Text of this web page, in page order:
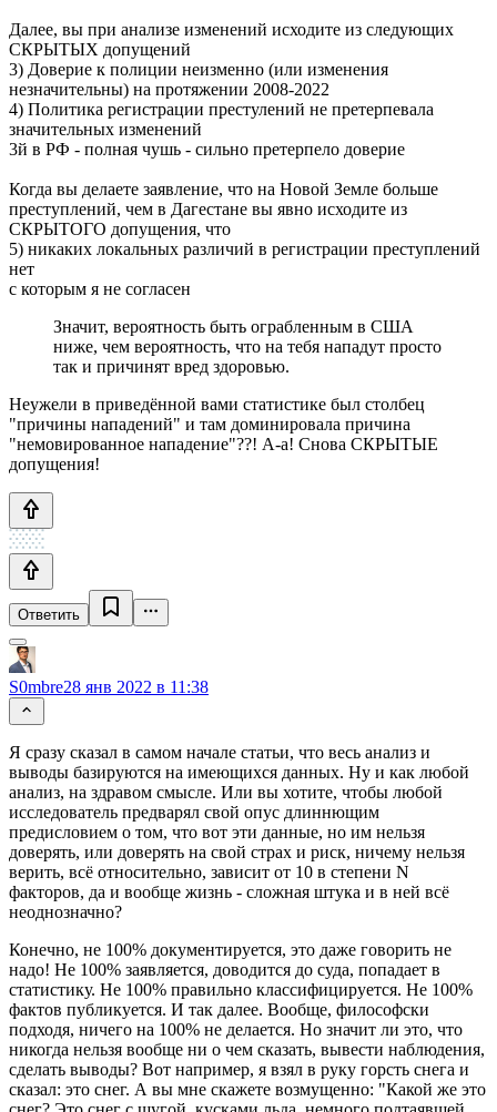
Далее, вы при анализе изменений исходите из следующих
СКРЫТЫХ допущений
3) Доверие к полиции неизменно (или изменения
незначительны) на протяжении 2008-2022
4) Политика регистрации престулений не претерпевала
значительных изменений
3й в РФ - полная чушь - сильно претерпело доверие
Когда вы делаете заявление, что на Новой Земле больше
преступлений, чем в Дагестане вы явно исходите из
СКРЫТОГО допущения, что
5) никаких локальных различий в регистрации преступлений
нет
с которым я не согласен
Значит, вероятность быть ограбленным в США
ниже, чем вероятность, что на тебя нападут просто
так и причинят вред здоровью.
Неужели в приведённой вами статистике был столбец
"причины нападений" и там доминировала причина
"немовированное нападение"??! А-а! Снова СКРЫТЫЕ
допущения!
Ответить
S0mbre28 янв 2022 в 11:38
Я сразу сказал в самом начале статьи, что весь анализ и
выводы базируются на имеющихся данных. Ну и как любой
анализ, на здравом смысле. Или вы хотите, чтобы любой
исследователь предварял свой опус длиннющим
предисловием о том, что вот эти данные, но им нельзя
доверять, или доверять на свой страх и риск, ничему нельзя
верить, всё относительно, зависит от 10 в степени N
факторов, да и вообще жизнь - сложная штука и в ней всё
неоднозначно?
Конечно, не 100% документируется, это даже говорить не
надо! Не 100% заявляется, доводится до суда, попадает в
статистику. Не 100% правильно классифицируется. Не 100%
фактов публикуется. И так далее. Вообще, философски
подходя, ничего на 100% не делается. Но значит ли это, что
никогда нельзя вообще ни о чем сказать, вывести наблюдения,
сделать выводы? Вот например, я взял в руку горсть снега и
сказал: это снег. А вы мне скажете возмущенно: "Какой же это